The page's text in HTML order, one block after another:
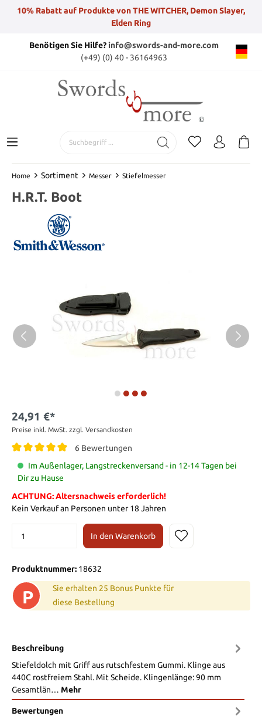
10% Rabatt auf Produkte von THE WITCHER, Demon Slayer,
Elden Ring
Benötigen Sie Hilfe?info@swords-and-more.com
(+49) (0) 40 - 36164963
Home Sortiment Messer Stiefelmesser
H.R.T. Boot
24,91 €*
Preise inkl. MwSt. zzgl. Versandkosten
6 Bewertungen
Im Außenlager, Langstreckenversand - in 12-14 Tagen bei
Dir zu Hause
ACHTUNG: Altersnachweis erforderlich!
Kein Verkauf an Personen unter 18 Jahren
In den Warenkorb
Produktnummer: 18632
P
Sie erhalten 25 Bonus Punkte für
diese Bestellung
Beschreibung
Stiefeldolch mit Griff aus rutschfestem Gummi. Klinge aus
440C rostfreiem Stahl. Mit Scheide. Klingenlänge: 90 mm
Gesamtlän… Mehr
Bewertungen